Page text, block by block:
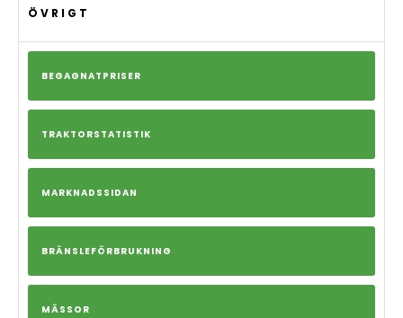
ÖVRIGT
BEGAGNATPRISER
TRAKTORSTATISTIK
MARKNADSSIDAN
BRÄNSLEFÖRBRUKNING
MÄSSOR